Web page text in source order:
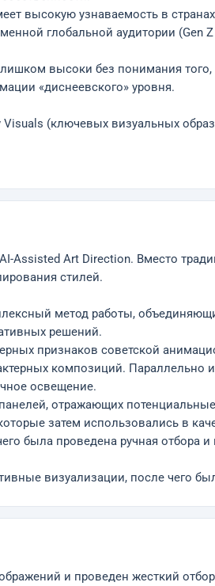
высокую узнаваемость в
глобальной аудитории (Gen
высоки без понимания
«диснеевского» уровня.
(ключевых визуальных
Assisted Art Direction. Вместо
стилей.
метод работы,
решений.
признаков советской
композиций.
освещение.
отражающих
затем использовались в
была проведена ручная отбора
визуализации, после чего
и проведен жесткий